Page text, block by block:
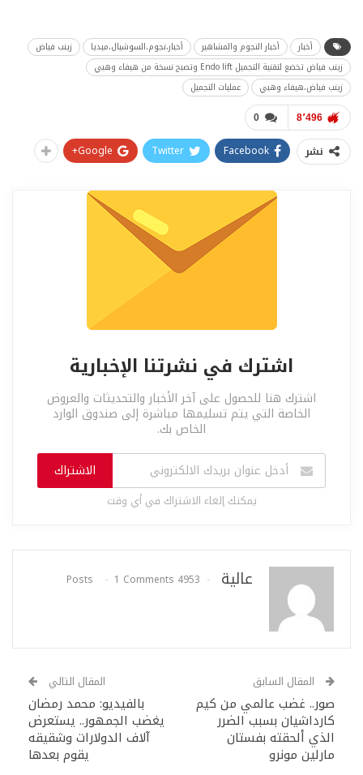
أخبار أخبار النجوم والمشاهير أخبار،نجوم،السوشيال،ميديا
زينب فياض
زينب فياض تخضع لتقنية التجميل Endo lift وتصبح نسخة من هيفاء وهبي
زينب فياض،هيفاء وهبي
عمليات التجميل
0 8٬496
نشر Facebook
Twitter
Google+
اشترك في نشرتنا الإخبارية
اشترك هنا للحصول على آخر الأخبار والتحديثات والعروض
الخاصة التي يتم تسليمها مباشرة إلى صندوق الوارد
الخاص بك.
الاشتراك
يمكنك إلغاء الاشتراك في أي وقت
عالية 4953 Posts
1 Comments
المقال السابق
صور.. غضب عالمي من كيم
كارداشيان بسبب الضرر
الذي ألحقته بفستان
مارلين مونرو
المقال التالي
بالفيديو: محمد رمضان
يغضب الجمهور.. يستعرض
آلاف الدولارات وشقيقه
يقوم بعدها